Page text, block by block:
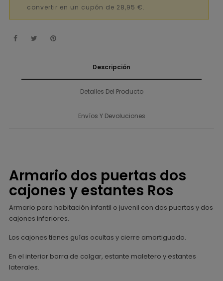
convertir en un cupón de 28,95 €.
Descripción
Detalles Del Producto
Envíos Y Devoluciones
Armario dos puertas dos
cajones y estantes Ros
Armario para habitación infantil o juvenil con dos puertas y dos
cajones inferiores.
Los cajones tienes guías ocultas y cierre amortiguado.
En el interior barra de colgar, estante maletero y estantes
laterales.